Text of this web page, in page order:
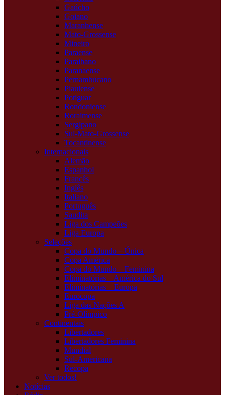
Gaúcho
Goiano
Maranhense
Mato-Grossense
Mineiro
Paraense
Paraibano
Paranaense
Pernambucano
Piauiense
Potiguar
Rondoniense
Roraimense
Sergipano
Sul-Mato-Grossense
Tocantinense
Internacionais
Alemão
Espanhol
Francês
Inglês
Italiano
Português
Saudita
Liga dos Campeões
Liga Europa
Seleções
Copa do Mundo – Única
Copa América
Copa do Mundo – Feminina
Eliminatórias – América do Sul
Eliminatórias – Europa
Eurocopa
Liga das Nações A
Pré-Olímpico
Continentais
Libertadores
Libertadores Feminina
Mundial
Sul-Americana
Recopa
Ver todos!
Notícias